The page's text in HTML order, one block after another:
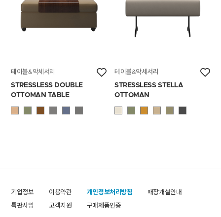
테이블&악세서리
STRESSLESS DOUBLE
OTTOMAN TABLE
테이블&악세서리
STRESSLESS STELLA
OTTOMAN
기업정보 이용약관 개인정보처리방침 매장개설안내
특판사업 고객지원 구매제품인증